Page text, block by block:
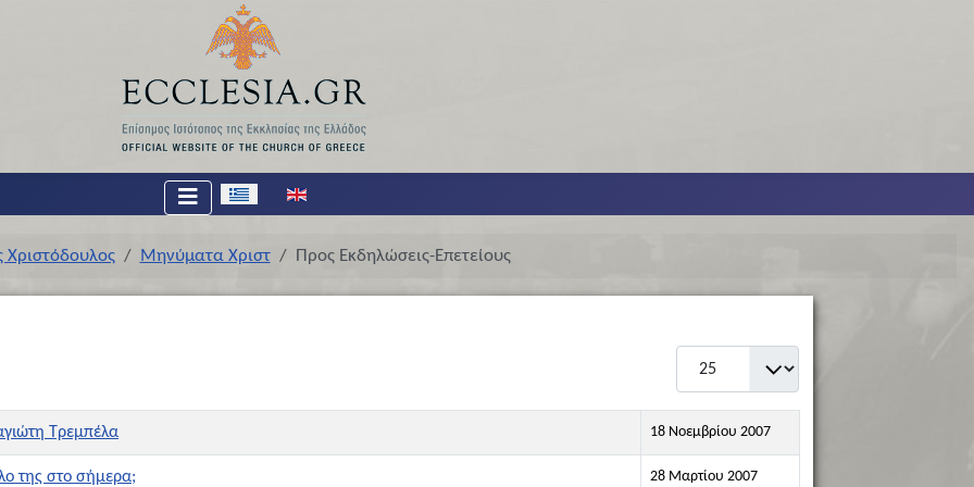
Επιλέξτε τη γλώσσα σας
Χριστόδουλος Μηνύματα Χριστ Προς Εκδηλώσεις-Επετείους
Τρεμπέλα 18 Νοεμβρίου 2007
της στο σήμερα; 28 Μαρτίου 2007